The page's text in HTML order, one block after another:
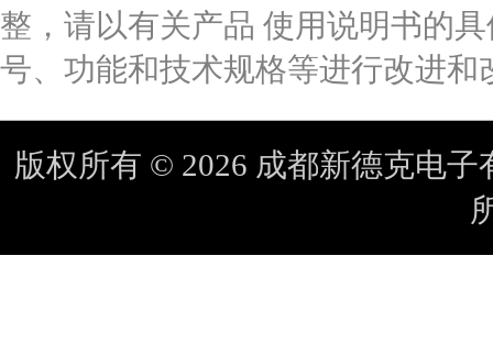
整，请以有关产品 使用说明书的
号、功能和技术规格等进行改进
版权所有 © 2026 成都新德克电